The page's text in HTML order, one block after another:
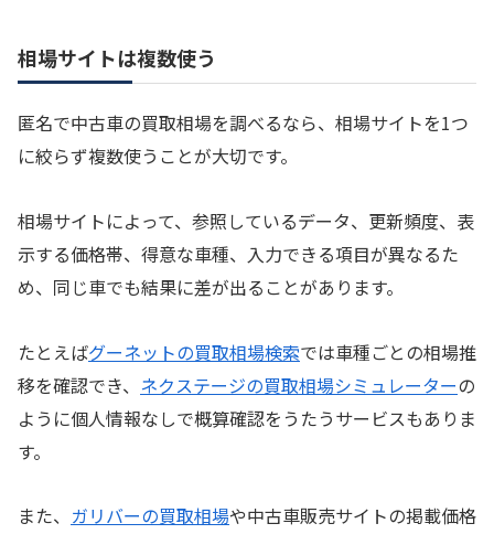
相場サイトは複数使う
匿名で中古車の買取相場を調べるなら、相場サイトを1つ
に絞らず複数使うことが大切です。
相場サイトによって、参照しているデータ、更新頻度、表
示する価格帯、得意な車種、入力できる項目が異なるた
め、同じ車でも結果に差が出ることがあります。
たとえばグーネットの買取相場検索では車種ごとの相場推
移を確認でき、 ネクステージの買取相場シミュレーターの
ように個人情報なしで概算確認をうたうサービスもありま
す。
また、 ガリバーの買取相場や中古車販売サイトの掲載価格